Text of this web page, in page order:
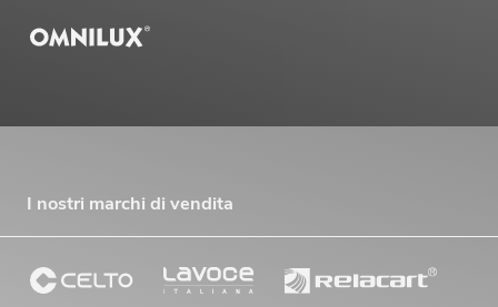
I nostri marchi di vendita